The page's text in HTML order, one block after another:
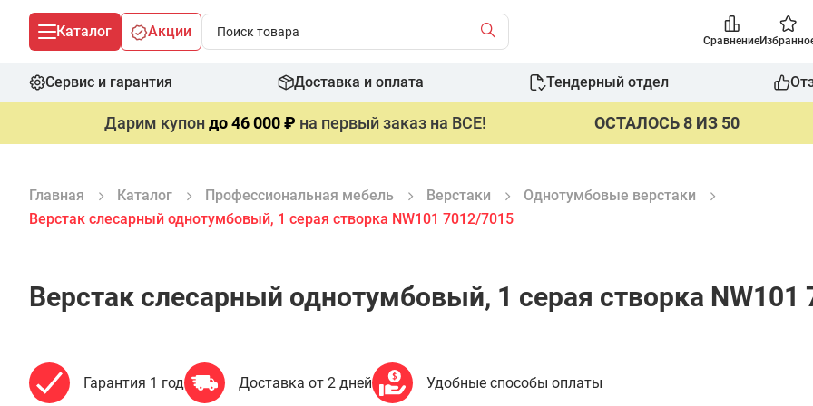
Каталог Акции
Сравнение
Сервис и гарантия Доставка и оплата Тендерный отдел
Дарим купондо 46 000 ₽ на первый заказ на ВСЕ! ОСТАЛОСЬ 8 ИЗ 50
Главная Каталог Профессиональная мебель Верстаки
Однотумбовые верстаки
Верстак слесарный однотумбовый, 1 серая створка NW101 7012/7015
Верстак слесарный однотумбовый, 1 серая створка NW101
Гарантия 1 год Доставка от 2 дней Удобные способы оплаты